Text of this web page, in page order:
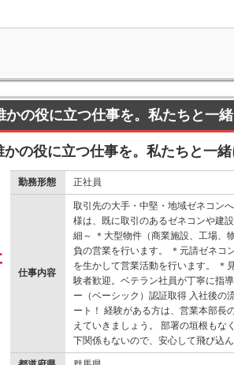
の役に立つ仕事を。私たちと一
の役に立つ仕事を。私たちと一
勤務形態 正社員
仕事内容
取引先の大手・中堅・地域ゼネコン
様は、既に取引のあるゼネコンや建
細～ ＊大型物件（商業施設、工場、
負の営業を行います。 ＊元請ゼネコ
を生かして営業活動を行います。 ＊
験者歓迎。ベテラン社員が丁寧に指
ー（ベーシック）認証取得 入社後の
ート！ 経験がある方は、営業本部長
えていきましょう。 部署の垣根もな
下関係もないので、安心して飛び込